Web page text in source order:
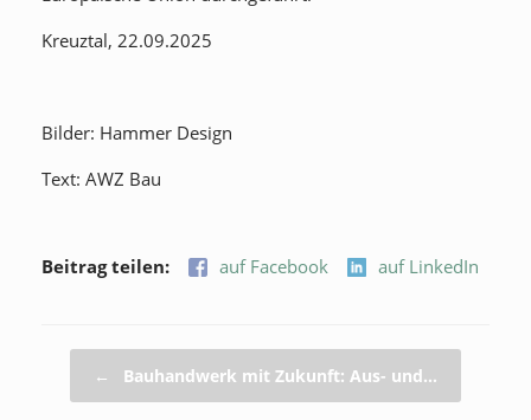
Kreuztal, 22.09.2025
Bilder: Hammer Design
Text: AWZ Bau
Beitrag teilen: auf Facebook auf LinkedIn
← Bauhandwerk mit Zukunft: Aus- und…